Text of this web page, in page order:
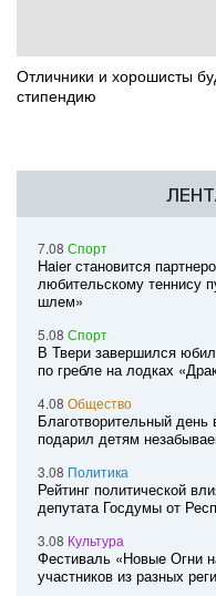
Отличники и хорошисты
стипендию
7.08 Спорт
Haier становится
любительскому теннису
шлем»
5.08 Спорт
В Твери завершился
по гребле на лодках
4.08 Общество
Благотворительный
подарил детям
3.08 Политика
Рейтинг политической
депутата Госдумы от
3.08 Культура
Фестиваль «Новые Огни
участников из разных